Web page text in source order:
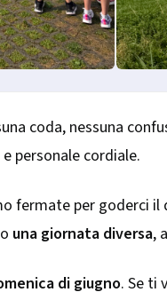
coda, nessuna
personale cordiale.
fermate per goderci il
una giornata diversa,
di giugno. Se ti